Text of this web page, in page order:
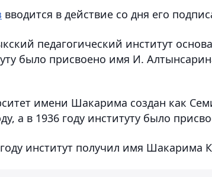
вводится в действие со дня его
педагогический институт
было присвоено имя И.
имени Шакарима создан как
а в 1936 году институту было
институт получил имя Шакарима